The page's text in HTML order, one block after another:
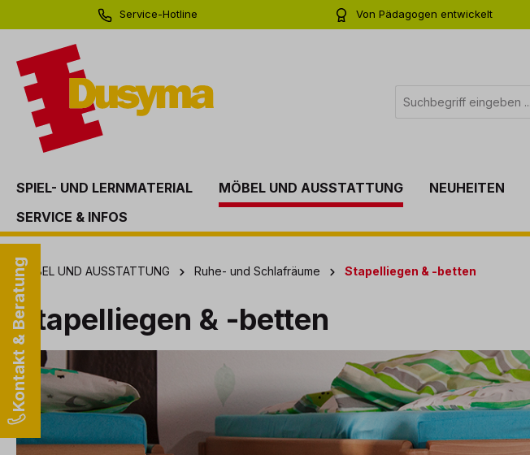
Zur Hauptnavigation springen
Service-Hotline
Von Pädagogen entwickelt
SPIEL- UND LERNMATERIAL MÖBEL UND AUSSTATTUNG NEUHEITEN
SERVICE & INFOS
Kontakt & Beratung
MÖBEL UND AUSSTATTUNG Ruhe- und Schlafräume Stapelliegen & -betten
Stapelliegen & -betten